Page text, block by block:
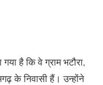
है कि वे ग्राम भटौरा,
के निवासी हैं। उन्होंने